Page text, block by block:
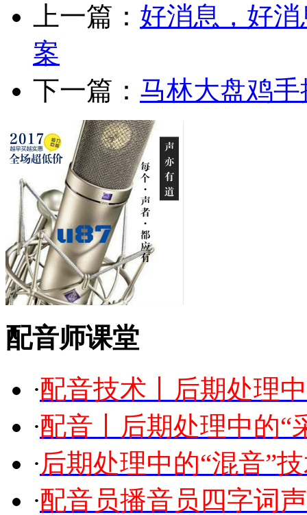
上一篇： 好消息，好
案
下一篇： 马林大盘鸡
配音师课堂
·配音技术丨后期处理
·配音丨后期处理中的“
·后期处理中的“混音”
·配音员播音员四字词